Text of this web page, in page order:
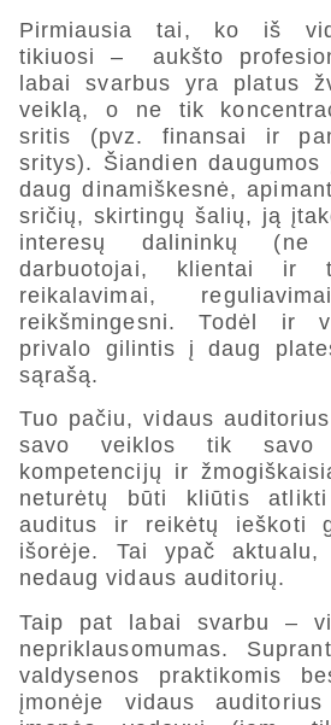
Pirmiausia tai, ko iš
tikiuosi – aukšto
labai svarbus yra platus
veiklą, o ne tik
sritis (pvz. finansai ir
sritys). Šiandien
daug dinamiškesnė,
sričių, skirtingų šalių, ją
interesų dalininkų (ne
darbuotojai, klientai ir
reikalavimai,
reikšmingesni. Todėl ir
privalo gilintis į daug
sąrašą.
Tuo pačiu, vidaus
savo veiklos tik savo
kompetencijų ir
neturėtų būti kliūtis
auditus ir reikėtų ieškoti
išorėje. Tai ypač
nedaug vidaus auditorių.
Taip pat labai svarbu –
nepriklausomumas.
valdysenos praktikomis
įmonėje vidaus